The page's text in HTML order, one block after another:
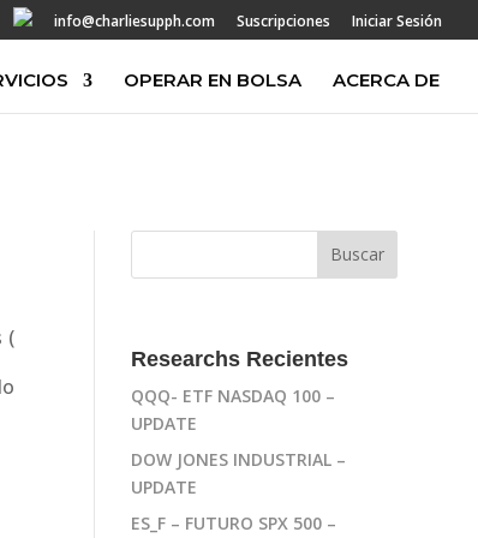
info@charliesupph.com Suscripciones Iniciar Sesión
OPERAR EN BOLSA ACERCA DE
(
Researchs Recientes
QQQ- ETF NASDAQ 100 –
UPDATE
DOW JONES INDUSTRIAL –
UPDATE
ES_F – FUTURO SPX 500 –